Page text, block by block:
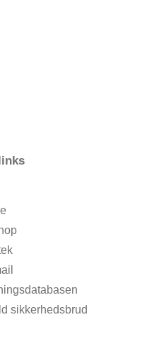
sikkerhedsbrud